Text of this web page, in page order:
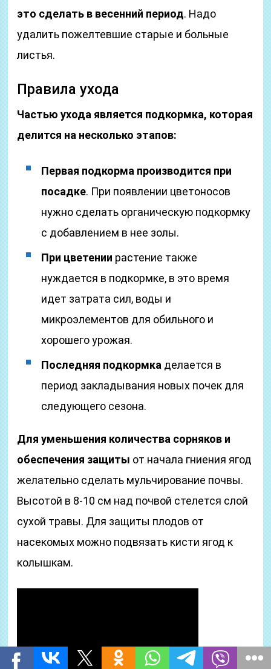
это сделать в весенний период. Надо
удалить пожелтевшие старые и больные
листья.
Правила ухода
Частью ухода является подкормка, которая
делится на несколько этапов:
Первая подкорма производится при
посадке. При появлении цветоносов
нужно сделать органическую подкормку
с добавлением в нее золы.
При цветении растение также
нуждается в подкормке, в это время
идет затрата сил, воды и
микроэлементов для обильного и
хорошего урожая.
Последняя подкормка делается в
период закладывания новых почек для
следующего сезона.
Для уменьшения количества сорняков и
обеспечения защиты от начала гниения ягод
желательно сделать мульчирование почвы.
Высотой в 8-10 см над почвой стелется слой
сухой травы. Для защиты плодов от
насекомых можно подвязать кисти ягод к
колышкам.